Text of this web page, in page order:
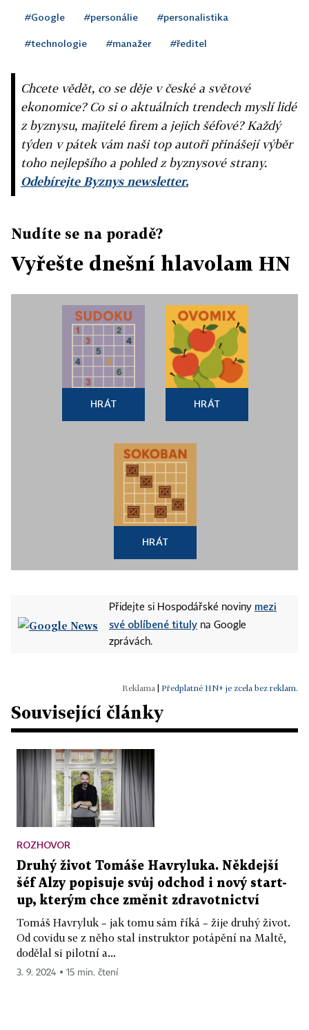
#Google #personálie #personalistika
#technologie #manažer #ředitel
Chcete vědět, co se děje v české a světové
ekonomice? Co si o aktuálních trendech myslí lidé
z byznysu, majitelé firem a jejich šéfové? Každý
týden v pátek vám naši top autoři přinášejí výběr
toho nejlepšího a pohled z byznysové strany.
Odebírejte Byznys newsletter.
Nudíte se na poradě?
Vyřešte dnešní hlavolam HN
HRÁT HRÁT
HRÁT
Přidejte si Hospodářské noviny mezi
své oblíbené tituly na Google
zprávách.
Předplatné HN+ je zcela bez reklam.
Související články
ROZHOVOR
Druhý život Tomáše Havryluka. Někdejší
šéf Alzy popisuje svůj odchod i nový start-
up, kterým chce změnit zdravotnictví
Tomáš Havryluk – jak tomu sám říká – žije druhý život.
Od covidu se z něho stal instruktor potápění na Maltě,
dodělal si pilotní a...
3. 9. 2024 ▪ 15 min. čtení